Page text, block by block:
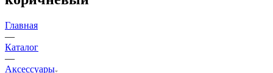
Главная
—
Каталог
—
Аксессуары